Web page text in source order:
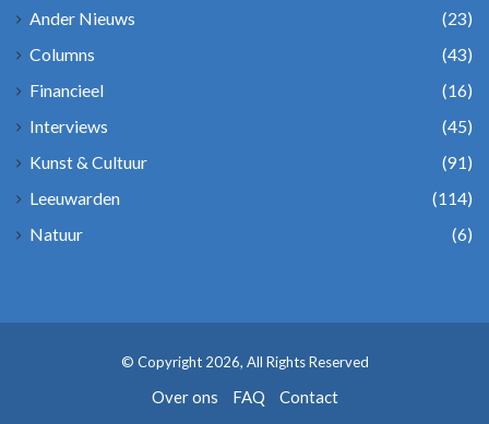
Ander Nieuws
(23)
Columns
(43)
Financieel
(16)
Interviews
(45)
Kunst & Cultuur
(91)
Leeuwarden
(114)
Natuur
(6)
© Copyright 2026, All Rights Reserved
Over ons FAQ Contact